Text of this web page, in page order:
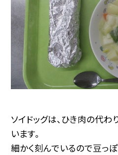
ソイドッグは、ひき肉の代
います。
細かく刻んでいるので豆っ